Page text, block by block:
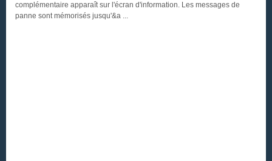
complémentaire apparaît sur l'écran d'information. Les messages de
panne sont mémorisés jusqu'&a ...